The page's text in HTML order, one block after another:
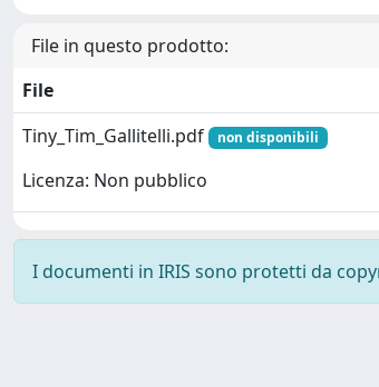
File in questo prodotto:
File
Tiny_Tim_Gallitelli.pdf
non disponibili
Licenza: Non pubblico
I documenti in IRIS sono protetti da